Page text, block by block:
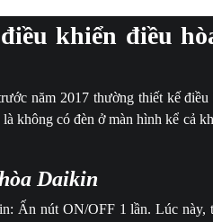
khiển điều
năm 2017 thường thiết kế
không có đèn ở màn hình kể cả
Daikin
Ấn nút ON/OFF 1 lần. Lúc này,